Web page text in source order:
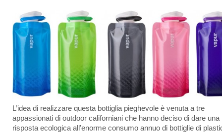
L’idea di realizzare questa bottiglia pieghevole è venuta a tre
appassionati di outdoor californiani che hanno deciso di dare una
risposta ecologica all’enorme consumo annuo di bottiglie di